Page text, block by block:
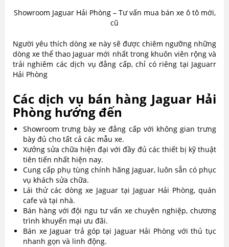
Showroom Jaguar Hải Phòng – Tư vấn mua bán xe ô tô mới,
cũ
Người yêu thích dòng xe này sẽ được chiêm ngưỡng những
dòng xe thể thao Jaguar mới nhất trong khuôn viên rộng và
trải nghiêm các dịch vụ đẳng cấp, chỉ có riêng tại Jaguarr
Hải Phòng
Các dịch vụ bán hàng Jaguar Hải
Phòng hướng đến
Showroom trưng bày xe đẳng cấp với không gian trưng
bày đủ cho tất cả các mẫu xe.
Xưởng sửa chữa hiện đại với đầy đủ các thiết bị kỹ thuật
tiên tiến nhất hiện nay.
Cung cấp phụ tùng chính hãng Jaguar, luôn sẵn có phục
vụ khách sửa chữa.
Lái thử các dòng xe Jaguar tại Jaguar Hải Phòng, quán
cafe và tại nhà.
Bán hàng với đội ngu tư vấn xe chuyên nghiệp, chương
trình khuyến mại ưu đãi.
Bán xe Jaguar trả góp tại Jaguar Hải Phòng với thủ tục
nhanh gọn và linh động.